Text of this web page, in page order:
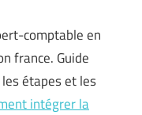
comptable en
france. Guide
étapes et les
intégrer la